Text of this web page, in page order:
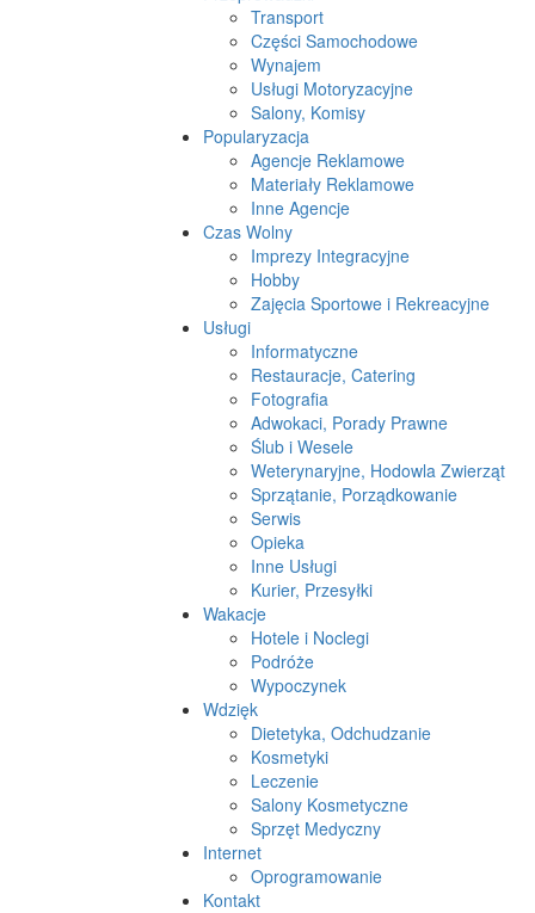
Transport
Części Samochodowe
Wynajem
Usługi Motoryzacyjne
Salony, Komisy
Popularyzacja
Agencje Reklamowe
Materiały Reklamowe
Inne Agencje
Czas Wolny
Imprezy Integracyjne
Hobby
Zajęcia Sportowe i Rekreacyjne
Usługi
Informatyczne
Restauracje, Catering
Fotografia
Adwokaci, Porady Prawne
Ślub i Wesele
Weterynaryjne, Hodowla Zwierząt
Sprzątanie, Porządkowanie
Serwis
Opieka
Inne Usługi
Kurier, Przesyłki
Wakacje
Hotele i Noclegi
Podróże
Wypoczynek
Wdzięk
Dietetyka, Odchudzanie
Kosmetyki
Leczenie
Salony Kosmetyczne
Sprzęt Medyczny
Internet
Oprogramowanie
Kontakt